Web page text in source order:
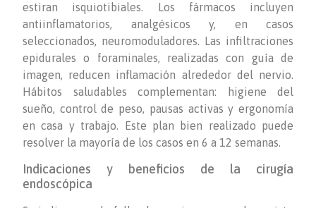
estiran isquiotibiales. Los fármacos incluyen
antiinflamatorios, analgésicos y, en casos
seleccionados, neuromoduladores. Las infiltraciones
epidurales o foraminales, realizadas con guía de
imagen, reducen inflamación alrededor del nervio.
Hábitos saludables complementan: higiene del
sueño, control de peso, pausas activas y ergonomía
en casa y trabajo. Este plan bien realizado puede
resolver la mayoría de los casos en 6 a 12 semanas.
Indicaciones y beneficios de la cirugía
endoscópica